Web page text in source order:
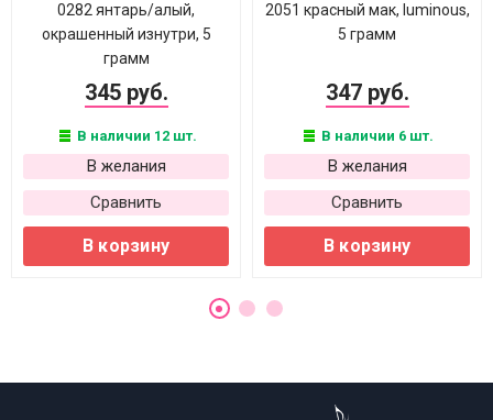
0282 янтарь/алый,
окрашенный изнутри, 5
грамм
345 руб.
В наличии 12 шт.
В желания
Сравнить
В корзину
2051 красный мак, luminous,
5 грамм
347 руб.
В наличии 6 шт.
В желания
Сравнить
В корзину